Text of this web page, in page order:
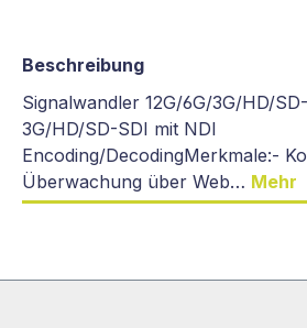
Beschreibung
Signalwandler 12G/6G/3G/HD/
3G/HD/SD-SDI mit NDI
Encoding/DecodingMerkmale:-
Überwachung über Web… Mehr